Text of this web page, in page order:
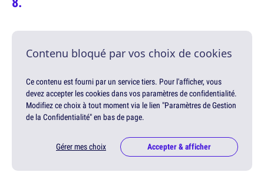
Contenu bloqué par vos choix de cookies
Ce contenu est fourni par un service tiers. Pour l'afficher, vous
devez accepter les cookies dans vos paramètres de confidentialité.
Modifiez ce choix à tout moment via le lien "Paramètres de Gestion
de la Confidentialité" en bas de page.
Gérer mes choix Accepter & afficher